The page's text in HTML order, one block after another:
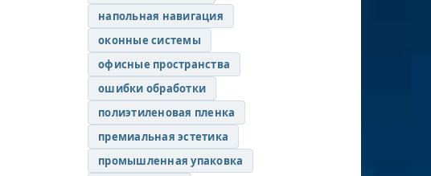
напольная навигация
оконные системы
офисные пространства
ошибки обработки
полиэтиленовая пленка
премиальная эстетика
промышленная упаковка